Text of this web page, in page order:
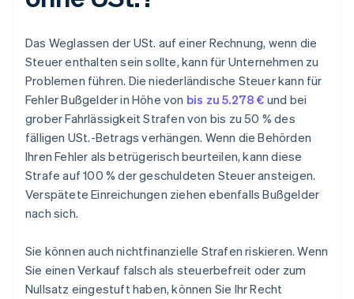
Das Weglassen der USt. auf einer Rechnung, wenn die
Steuer enthalten sein sollte, kann für Unternehmen zu
Problemen führen. Die niederländische Steuer kann für
Fehler Bußgelder in Höhe von bis zu 5.278 € und bei
grober Fahrlässigkeit Strafen von bis zu 50 % des
fälligen USt.-Betrags verhängen. Wenn die Behörden
Ihren Fehler als betrügerisch beurteilen, kann diese
Strafe auf 100 % der geschuldeten Steuer ansteigen.
Verspätete Einreichungen ziehen ebenfalls Bußgelder
nach sich.
Sie können auch nichtfinanzielle Strafen riskieren. Wenn
Sie einen Verkauf falsch als steuerbefreit oder zum
Nullsatz eingestuft haben, können Sie Ihr Recht